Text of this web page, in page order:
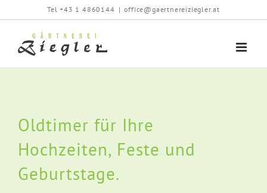
Inhalt
springen
Tel +43 1 4860144 | office@gaertnereiziegler.at
Oldtimer für Ihre
Hochzeiten, Feste und
Geburtstage.